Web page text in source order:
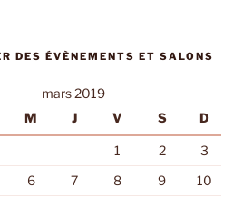
DES ÉVÈNEMENTS ET SALONS
mars 2019
M J V S D
1 2
3
6 7 8 9
10